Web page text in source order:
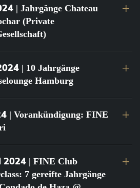
| Jahrgänge Chateau
(Private
| 10 Jahrgänge
Hamburg
| Vorankündigung: FINE
2024 | FINE Club
7 gereifte Jahrgänge